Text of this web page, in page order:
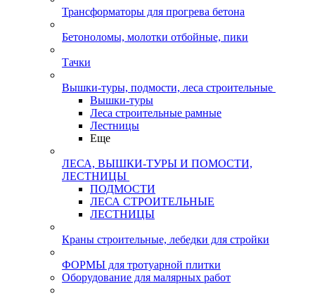
Трансформаторы для прогрева бетона
Бетоноломы, молотки отбойные, пики
Тачки
Вышки-туры, подмости, леса строительные
Вышки-туры
Леса строительные рамные
Лестницы
Еще
ЛЕСА, ВЫШКИ-ТУРЫ И ПОМОСТИ,
ЛЕСТНИЦЫ
ПОДМОСТИ
ЛЕСА СТРОИТЕЛЬНЫЕ
ЛЕСТНИЦЫ
Краны строительные, лебедки для стройки
ФОРМЫ для тротуарной плитки
Оборудование для малярных работ